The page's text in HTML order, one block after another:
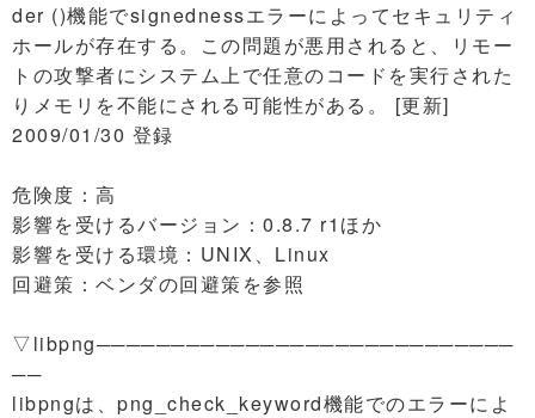
der ()機能でsignednessエラーによってセキュリティ
ホールが存在する。この問題が悪用されると、リモー
トの攻撃者にシステム上で任意のコードを実行された
りメモリを不能にされる可能性がある。 [更新]
2009/01/30 登録
危険度：高
影響を受けるバージョン：0.8.7 r1ほか
影響を受ける環境：UNIX、Linux
回避策：ベンダの回避策を参照
▽libpng────────────────────────────
──
libpngは、png_check_keyword機能でのエラーによ